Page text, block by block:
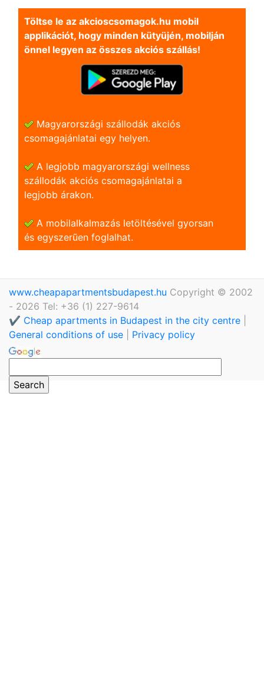
Töltse le az akcioscsomagok.hu mobil
applikációt, hogy minden kütyüjén, mobilján
önnel legyen az összes akciós szállás!
Magyarországi szállodák akciós
csomagajánlatai egy helyen.
A legjobb magyarországi wellness
szállodák akciós csomagajánlatai a
legjobb árakon.
A mobilalkalmazás letöltésével gyorsan
és egyszerũen foglalhat.
www.cheapapartmentsbudapest.hu Copyright © 2002
- 2026 Tel: +36 (1) 227-9614
✔️ Cheap apartments in Budapest in the city centre
General conditions of use
Privacy policy